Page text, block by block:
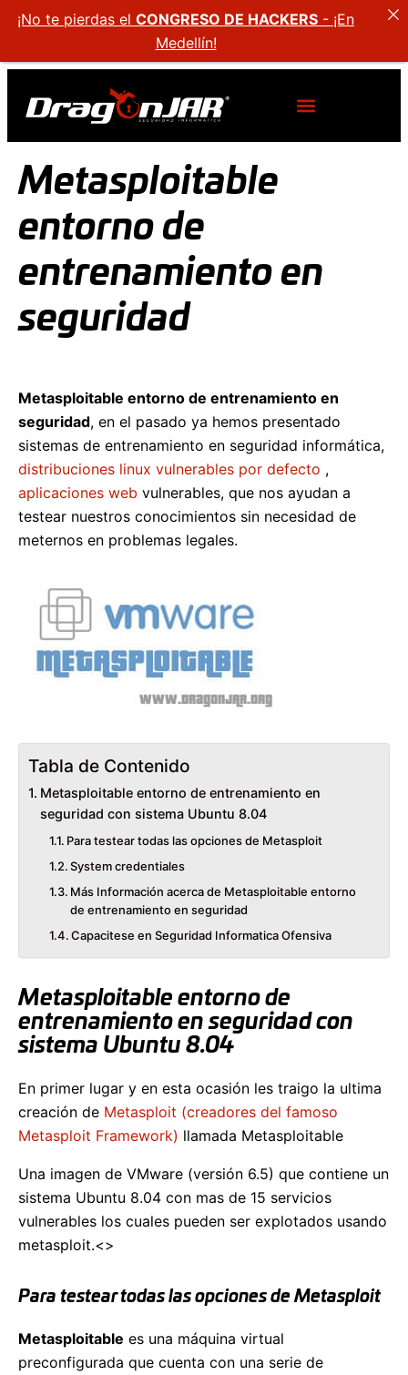
Metasploitable
entorno de
entrenamiento en
seguridad
Metasploitable entorno de entrenamiento en
seguridad, en el pasado ya hemos presentado
sistemas de entrenamiento en seguridad informática,
distribuciones linux vulnerables por defecto ,
aplicaciones web vulnerables, que nos ayudan a
testear nuestros conocimientos sin necesidad de
meternos en problemas legales.
Tabla de Contenido
Metasploitable entorno de entrenamiento en
seguridad con sistema Ubuntu 8.04
Para testear todas las opciones de Metasploit
System credentiales
Más Información acerca de Metasploitable entorno
de entrenamiento en seguridad
Capacitese en Seguridad Informatica Ofensiva
Metasploitable entorno de
entrenamiento en seguridad con
sistema Ubuntu 8.04
En primer lugar y en esta ocasión les traigo la ultima
creación de Metasploit (creadores del famoso
Metasploit Framework) llamada Metasploitable
Una imagen de VMware (versión 6.5) que contiene un
sistema Ubuntu 8.04 con mas de 15 servicios
vulnerables los cuales pueden ser explotados usando
metasploit.<>
Para testear todas las opciones de Metasploit
Metasploitable es una máquina virtual
preconfigurada que cuenta con una serie de
¡No te pierdas el CONGRESO DE HACKERS - ¡En
Medellín!